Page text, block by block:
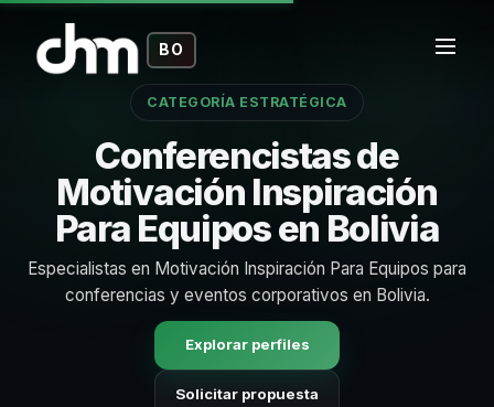
BO
CATEGORÍA ESTRATÉGICA
Conferencistas de
Motivación Inspiración
Para Equipos en Bolivia
Especialistas en Motivación Inspiración Para Equipos para
conferencias y eventos corporativos en Bolivia.
Explorar perfiles
Solicitar propuesta